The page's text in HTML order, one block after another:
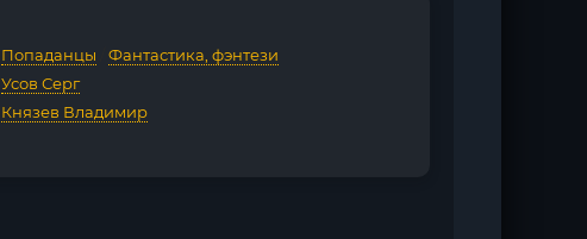
Попаданцы Фантастика, фэнтези
Усов Серг
Князев Владимир